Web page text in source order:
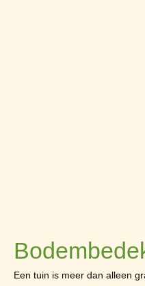
Een tuin is meer dan alleen